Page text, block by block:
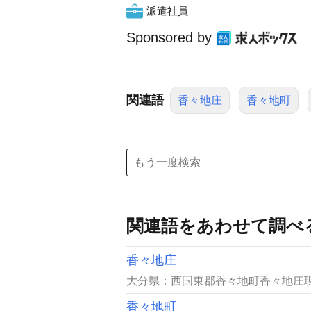
派遣社員
Sponsored by
関連語 香々地庄 香々地町
関連語をあわせて調べ
香々地庄
大分県：西国東郡香々地町香々地庄
香々地町